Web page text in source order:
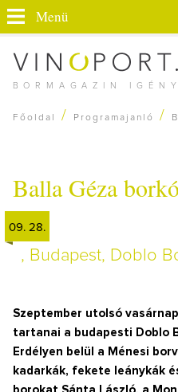
BORMAGAZIN
Menü
Főoldal / Programajanló /
Balla Géza
09. 28.
, Budapest, Doblo
Szeptember utolsó
tartanai a budapesti Doblo
Erdélyen belül a Ménesi
kadarkák, fekete leánykák